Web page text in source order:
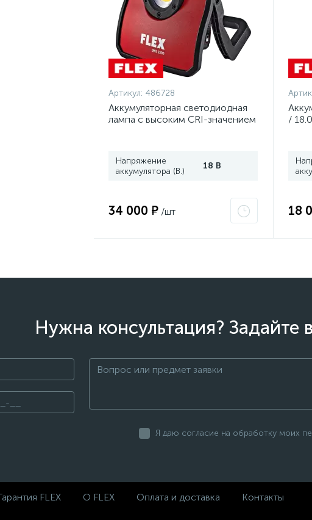
Артикул: 486728
Аккумуляторная светодиодная
лампа с высоким CRI-значением
Напряжение
аккумулятора (В.)
18 В
34 000 ₽ /шт
/
18
Нужна консультация? Задайте
Я даю согласие на обработку моих
FLEX О FLEX Оплата и доставка Контакты